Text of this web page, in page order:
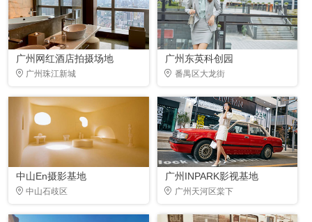
广州网红酒店拍摄场地
广州珠江新城
广州东英科创园
番禺区大龙街
中山En摄影基地
中山石歧区
广州INPARK影视基地
广州天河区棠下